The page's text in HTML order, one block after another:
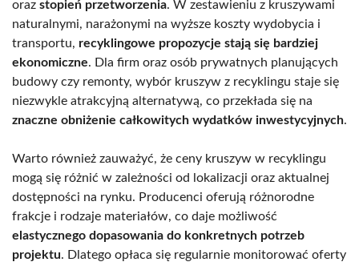
oraz stopień przetworzenia. W zestawieniu z kruszywami
naturalnymi, narażonymi na wyższe koszty wydobycia i
transportu, recyklingowe propozycje stają się bardziej
ekonomiczne. Dla firm oraz osób prywatnych planujących
budowy czy remonty, wybór kruszyw z recyklingu staje się
niezwykle atrakcyjną alternatywą, co przekłada się na
znaczne obniżenie całkowitych wydatków inwestycyjnych.
Warto również zauważyć, że ceny kruszyw w recyklingu
mogą się różnić w zależności od lokalizacji oraz aktualnej
dostępności na rynku. Producenci oferują różnorodne
frakcje i rodzaje materiałów, co daje możliwość
elastycznego dopasowania do konkretnych potrzeb
projektu. Dlatego opłaca się regularnie monitorować oferty